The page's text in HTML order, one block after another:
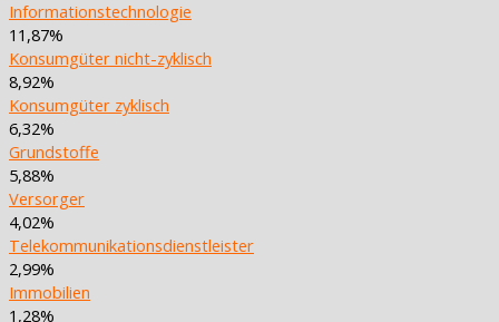
Informationstechnologie
11,87%
Konsumgüter nicht-zyklisch
8,92%
Konsumgüter zyklisch
6,32%
Grundstoffe
5,88%
Versorger
4,02%
Telekommunikationsdienstleister
2,99%
Immobilien
1,28%